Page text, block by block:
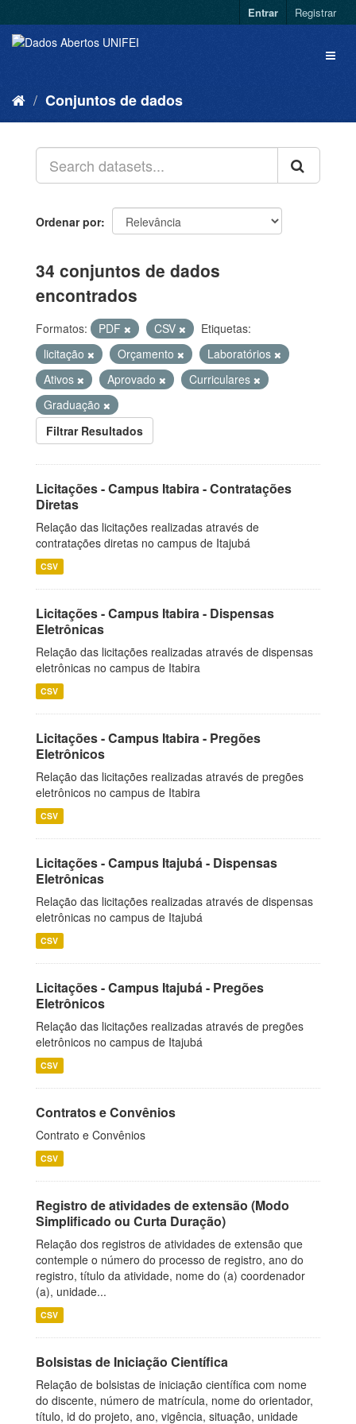
Entrar Registrar
Conjuntos de dados
Ordenar por
34 conjuntos de dados
encontrados
Formatos: PDF CSV
Etiquetas:
licitação
Orçamento
Laboratórios
Ativos
Aprovado
Curriculares
Graduação
Filtrar Resultados
Licitações - Campus Itabira - Contratações
Diretas
Relação das licitações realizadas através de
contratações diretas no campus de Itajubá
CSV
Licitações - Campus Itabira - Dispensas
Eletrônicas
Relação das licitações realizadas através de dispensas
eletrônicas no campus de Itabira
CSV
Licitações - Campus Itabira - Pregões
Eletrônicos
Relação das licitações realizadas através de pregões
eletrônicos no campus de Itabira
CSV
Licitações - Campus Itajubá - Dispensas
Eletrônicas
Relação das licitações realizadas através de dispensas
eletrônicas no campus de Itajubá
CSV
Licitações - Campus Itajubá - Pregões
Eletrônicos
Relação das licitações realizadas através de pregões
eletrônicos no campus de Itajubá
CSV
Contratos e Convênios
Contrato e Convênios
CSV
Registro de atividades de extensão (Modo
Simplificado ou Curta Duração)
Relação dos registros de atividades de extensão que
contemple o número do processo de registro, ano do
registro, título da atividade, nome do (a) coordenador
(a), unidade...
CSV
Bolsistas de Iniciação Científica
Relação de bolsistas de iniciação científica com nome
do discente, número de matrícula, nome do orientador,
título, id do projeto, ano, vigência, situação, unidade